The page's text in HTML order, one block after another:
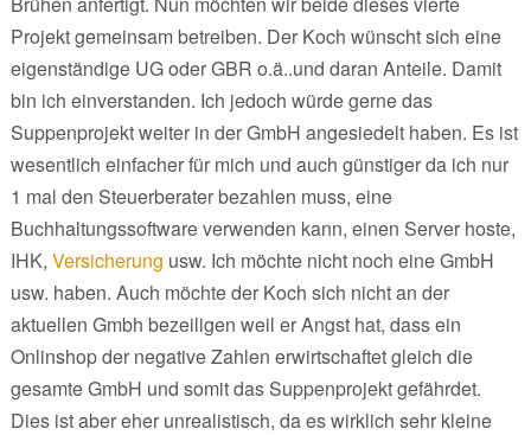
Projekt gemeinsam betreiben. Der Koch wünscht sich eine
eigenständige UG oder GBR o.ä..und daran Anteile. Damit
bin ich einverstanden. Ich jedoch würde gerne das
Suppenprojekt weiter in der GmbH angesiedelt haben. Es ist
wesentlich einfacher für mich und auch günstiger da ich nur
1 mal den Steuerberater bezahlen muss, eine
Buchhaltungssoftware verwenden kann, einen Server hoste,
IHK, Versicherung usw. Ich möchte nicht noch eine GmbH
usw. haben. Auch möchte der Koch sich nicht an der
aktuellen Gmbh bezeiligen weil er Angst hat, dass ein
Onlinshop der negative Zahlen erwirtschaftet gleich die
gesamte GmbH und somit das Suppenprojekt gefährdet.
Dies ist aber eher unrealistisch, da es wirklich sehr kleine